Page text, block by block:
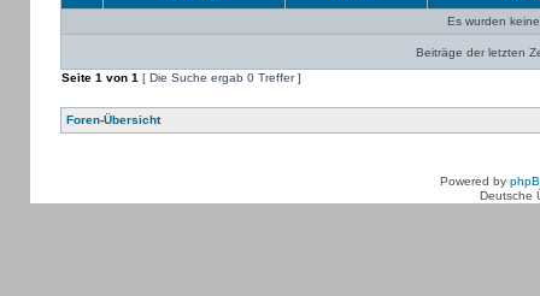
Es wurden
Beiträge der letzten
Seite 1 von 1 [ Die Suche ergab 0 Treffer ]
Foren-Übersicht
Powered by
Deutsche